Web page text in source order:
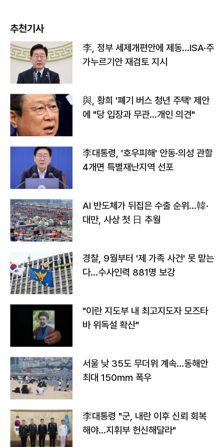
추천기사
李, 정부 세제개편안에 제동…ISA·주
가누르기안 재검토 지시
與, 황희 '폐기 버스 청년 주택' 제안
에 "당 입장과 무관…개인 의견"
李대통령, '호우피해' 안동·의성 관할
4개면 특별재난지역 선포
AI 반도체가 뒤집은 수출 순위…韓·
대만, 사상 첫 日 추월
경찰, 9월부터 '제 가족 사건' 못 맡는
다…수사인력 881명 보강
"이란 지도부 내 최고지도자 모즈타
바 위독설 확산"
서울 낮 35도 무더위 계속…동해안
최대 150㎜ 폭우
李대통령 "군, 내란 이후 신뢰 회복
해야…지휘부 헌신해달라"